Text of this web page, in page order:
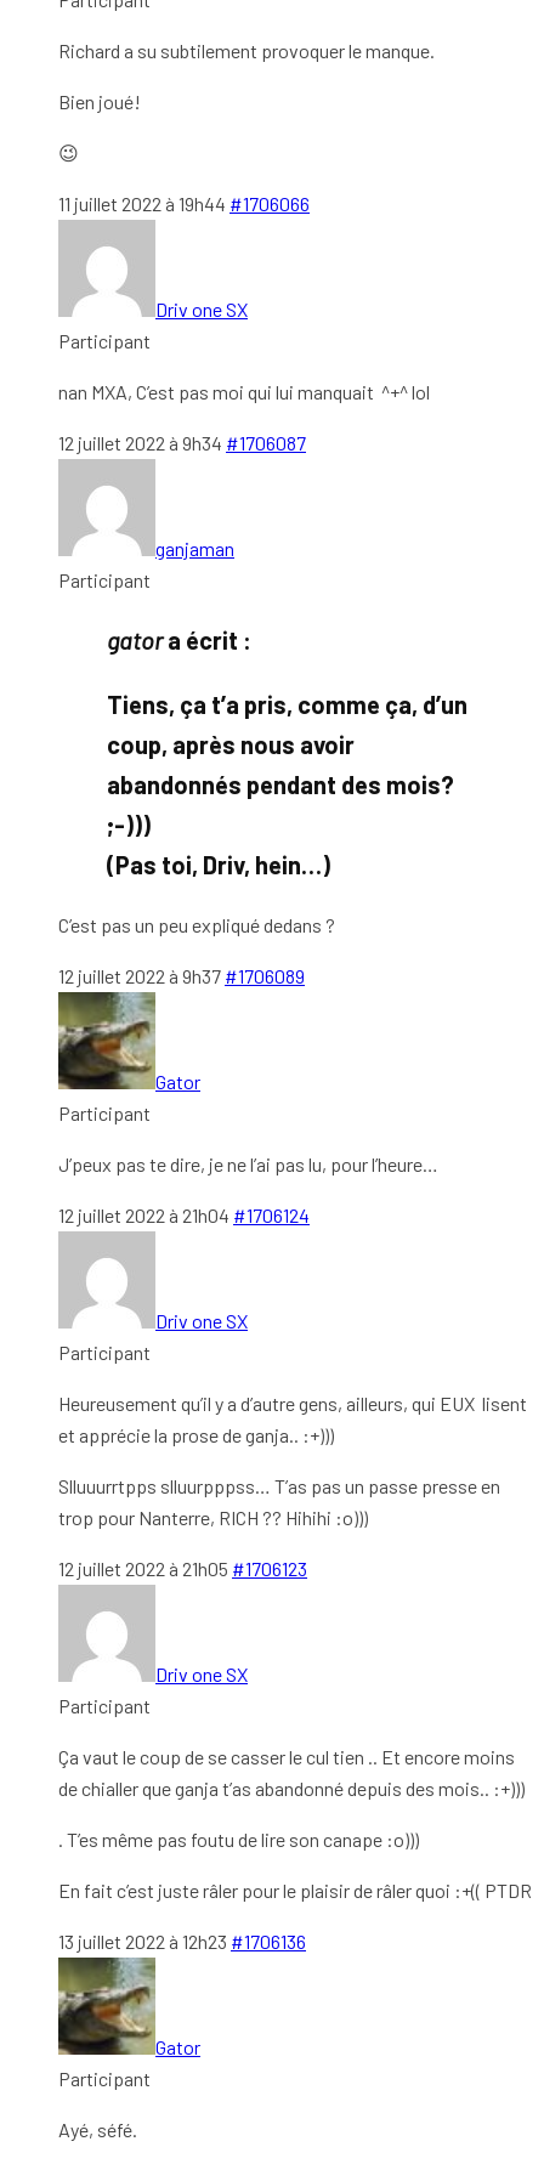
Richard a su subtilement provoquer le manque.
Bien joué!
😉
11 juillet 2022 à 19h44 #1706066
Driv one SX
Participant
nan MXA, C’est pas moi qui lui manquait ^+^ lol
12 juillet 2022 à 9h34 #1706087
ganjaman
Participant
gatora écrit :
Tiens, ça t’a pris, comme ça, d’un
coup, après nous avoir
abandonnés pendant des mois?
;-)))
(Pas toi, Driv, hein…)
C’est pas un peu expliqué dedans ?
12 juillet 2022 à 9h37 #1706089
Gator
Participant
J’peux pas te dire, je ne l’ai pas lu, pour l’heure…
12 juillet 2022 à 21h04 #1706124
Driv one SX
Participant
Heureusement qu’il y a d’autre gens, ailleurs, qui EUX lisent
et apprécie la prose de ganja.. :+)))
Slluuurrtpps slluurpppss… T’as pas un passe presse en
trop pour Nanterre, RICH ?? Hihihi :o)))
12 juillet 2022 à 21h05 #1706123
Driv one SX
Participant
Ça vaut le coup de se casser le cul tien .. Et encore moins
de chialler que ganja t’as abandonné depuis des mois.. :+)))
. T’es même pas foutu de lire son canape :o)))
En fait c’est juste râler pour le plaisir de râler quoi :+(( PTDR
13 juillet 2022 à 12h23 #1706136
Gator
Participant
Ayé, séfé.